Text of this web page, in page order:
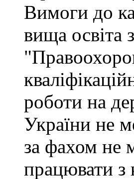
Вимоги до
вища освіта
роботи на
України не
за фахом не
працювати з